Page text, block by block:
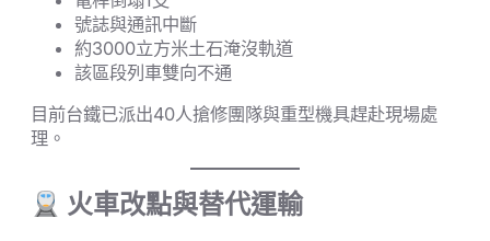
號誌與通訊中斷
約3000立方米土石淹沒軌道
該區段列車雙向不通
目前台鐵已派出40人搶修團隊與重型機具趕赴現場處
理。
火車改點與替代運輸